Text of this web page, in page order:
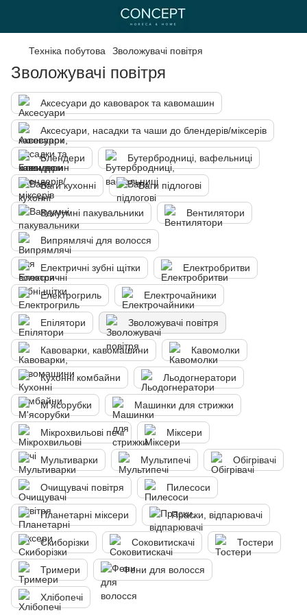
Техніка побутова Зволожувачі повітря
Зволожувачі повітря
Аксесуари до кавоварок та кавомашин
Аксесуари, насадки та чаши до блендерів/міксерів
Блендери Бутербродниці, вафельниці
Ваги кухонні Ваги підлогові
Вакуумні пакувальники Вентилятори
Випрямлячі для волосся
Електричні зубні щітки Електробритви
Електрогриль Електрочайники
Епілятори Зволожувачі повітря
Кавоварки, кавомашини Кавомолки
Кухонні комбайни Льодогнератори
М'ясорубки Машинки для стрижки
Мікрохвильові печі Міксери
Мультиварки Мультипечі Обігрівачі
Очищувачі повітря Пилесоси
Планетарні міксери Праски, відпарювачі
Скиборізки Соковитискачі Тостери
Тримери Фени для волосся
Хлібопечі